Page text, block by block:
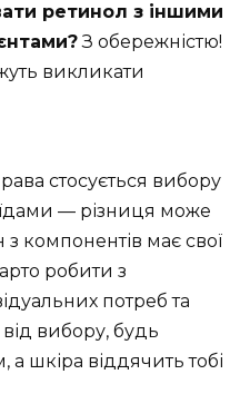
ретинол з іншими
З обережністю!
викликати
стосується вибору
— різниця може
компонентів має свої
робити з
потреб та
вибору, будь
шкіра віддячить тобі